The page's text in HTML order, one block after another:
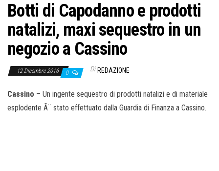
Botti di Capodanno e prodotti
natalizi, maxi sequestro in un
negozio a Cassino
12 Dicembre 2016 0 Di REDAZIONE
Cassino – Un ingente sequestro di prodotti natalizi e di materiale
esplodente Ã¨ stato effettuato dalla Guardia di Finanza a Cassino.